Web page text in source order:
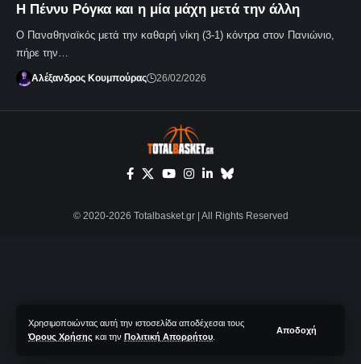
Χρησιμοποιώντας αυτή την ιστοσελίδα αποδέχεσαι τους
Όρους Χρήσης και την Πολιτική Απορρήτου
Αποδοχή
Η Πέννυ Ρόγκα και η μία μάχη μετά την άλλη
Ο Παναθηναϊκός μετά την καθαρή νίκη (3-1) κόντρα στον Πανιώνιο,
πήρε την…
Αλέξανδρος Κουμπούρας 26/02/2026
© 2020-2026 Totalbasket.gr | All Rights Reserved